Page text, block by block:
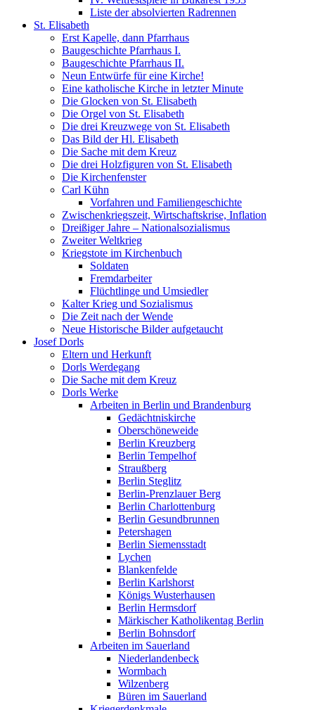
Liste der absolvierten Radrennen
St. Elisabeth
Erst Kapelle, dann Pfarrhaus
Baugeschichte Pfarrhaus I.
Baugeschichte Pfarrhaus II.
Neun Entwürfe für eine Kirche!
Eine katholische Kirche in letzter Minute
Die Glocken von St. Elisabeth
Die Orgel von St. Elisabeth
Die drei Kreuzwege von St. Elisabeth
Das Bild der Hl. Elisabeth
Die Sache mit dem Kreuz
Die drei Holzfiguren von St. Elisabeth
Die Kirchenfenster
Carl Kühn
Vorfahren und Familiengeschichte
Zwischenkriegszeit, Wirtschaftskrise, Inflation
Dreißiger Jahre – Nationalsozialismus
Zweiter Weltkrieg
Kriegstote im Kirchenbuch
Soldaten
Fremdarbeiter
Flüchtlinge und Umsiedler
Kalter Krieg und Sozialismus
Die Zeit nach der Wende
Neue Historische Bilder aufgetaucht
Josef Dorls
Eltern und Herkunft
Dorls Werdegang
Die Sache mit dem Kreuz
Dorls Werke
Arbeiten in Berlin und Brandenburg
Gedächtniskirche
Oberschöneweide
Berlin Kreuzberg
Berlin Tempelhof
Straußberg
Berlin Steglitz
Berlin-Prenzlauer Berg
Berlin Charlottenburg
Berlin Gesundbrunnen
Petershagen
Berlin Siemensstadt
Lychen
Blankenfelde
Berlin Karlshorst
Königs Wusterhausen
Berlin Hermsdorf
Märkischer Katholikentag Berlin
Berlin Bohnsdorf
Arbeiten im Sauerland
Niederlandenbeck
Wormbach
Wilzenberg
Büren im Sauerland